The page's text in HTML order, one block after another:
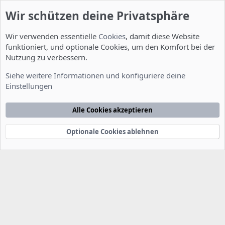
Nutzungsbedingungen Datenschutzerklärung
Startseite
e
Community platform by XenForo® © 2010-2022 XenForo Ltd.
xenDach©2010-2014
Wir schützen deine Privatsphäre
Wir verwenden essentielle Cookies, damit diese Website
funktioniert, und optionale Cookies, um den Komfort bei der
Nutzung zu verbessern.
Siehe weitere Informationen und konfiguriere deine
Einstellungen
Alle Cookies akzeptieren
Optionale Cookies ablehnen